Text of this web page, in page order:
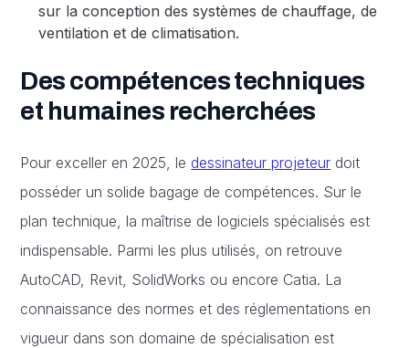
sur la conception des systèmes de chauffage, de
ventilation et de climatisation.
Des compétences techniques
et humaines recherchées
Pour exceller en 2025, le dessinateur projeteur doit
posséder un solide bagage de compétences. Sur le
plan technique, la maîtrise de logiciels spécialisés est
indispensable. Parmi les plus utilisés, on retrouve
AutoCAD, Revit, SolidWorks ou encore Catia. La
connaissance des normes et des réglementations en
vigueur dans son domaine de spécialisation est